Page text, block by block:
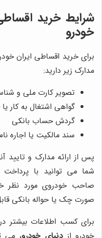
شرایط خرید
خودرو
برای خرید اقساطی ایران
مدارک زیر دارید:
تصویر کارت ملی و
گواهی اشتغال به کار
گردش حساب بانکی
سند مالکیت یا اجاره
پس از ارائه مدارک و تایید
شما می توانید با
صاحب خودروی مورد نظر
صورت چک یا حواله بانکی
برای کسب اطلاعات بیشتر